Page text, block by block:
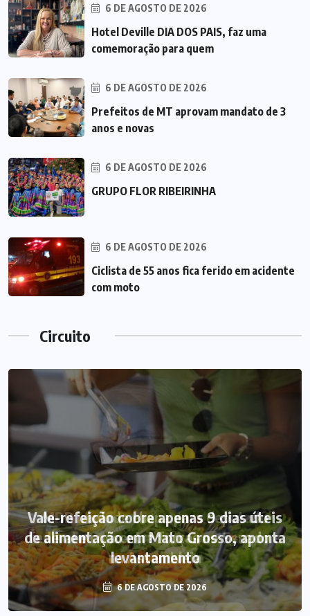
6 DE AGOSTO DE 2026
Hotel Deville DIA DOS PAIS, faz uma
comemoração para quem
6 DE AGOSTO DE 2026
Prefeitos de MT aprovam mandato de 3
anos e novas
6 DE AGOSTO DE 2026
GRUPO FLOR RIBEIRINHA
6 DE AGOSTO DE 2026
Ciclista de 55 anos fica ferido em acidente
com moto
Circuito
Vale-refeição cobre apenas 9 dias úteis
de alimentação em Mato Grosso, aponta
levantamento
6 DE AGOSTO DE 2026